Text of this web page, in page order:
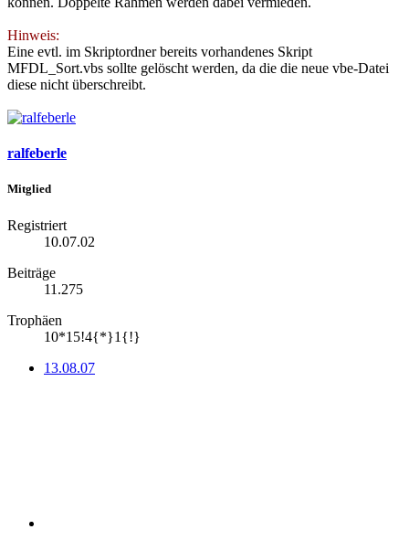
Hinweis:
Eine evtl. im Skriptordner bereits vorhandenes Skript
MFDL_Sort.vbs sollte gelöscht werden, da die die neue vbe-Datei
diese nicht überschreibt.
ralfeberle
Mitglied
Registriert
10.07.02
Beiträge
11.275
Trophäen
10*15!4{*}1{!}
13.08.07